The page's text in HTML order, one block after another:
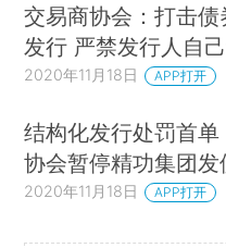
交易商协会：打击
发行 严禁发行人自
2020年11月18日 APP打开
结构化发行处罚首单
协会暂停精功集团发
2020年11月18日 APP打开